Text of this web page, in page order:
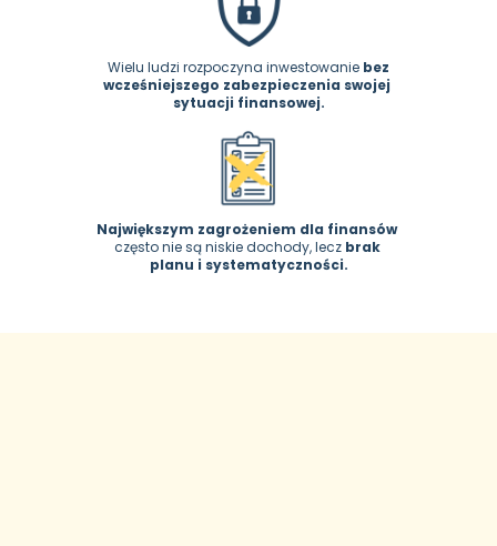
Wielu ludzi rozpoczyna inwestowanie bez
wcześniejszego zabezpieczenia swojej
sytuacji finansowej.
Największym zagrożeniem dla finansów
często nie są niskie dochody, lecz brak
planu i systematyczności.